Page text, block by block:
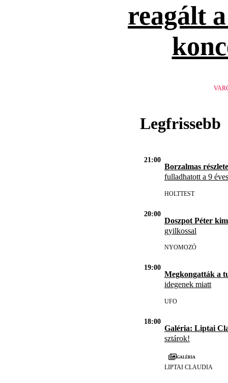
reagált
Legfrissebb
21:00
Borzalmas
fulladhatott a 9
HOLTTEST
20:00
Doszpot Péter
gyilkossal
NYOMOZÓ
19:00
Megkongatták a
idegenek miatt
UFO
18:00
Galéria: Liptai
sztárok!
Galéria
LIPTAI CLAUDIA